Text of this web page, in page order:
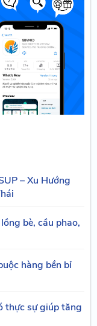
– Xu Hướng
bè, cầu phao,
hàng bền bỉ
thực sự giúp tăng